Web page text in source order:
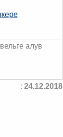
алув
: 24.12.2018